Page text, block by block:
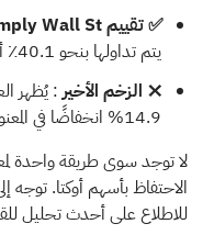
✅ تقييم Simply Wall St
يتم تداولها بنحو 40.1٪ أقل من قيمتها العادلة.
❌ الزخم الأخير
14.9% انخفاضًا في المعنويات على المدى القصير.
لا توجد سوى طريقة واحدة
الاحتفاظ بأسهم أوكتا. توجه
للاطلاع على أحدث تحليل